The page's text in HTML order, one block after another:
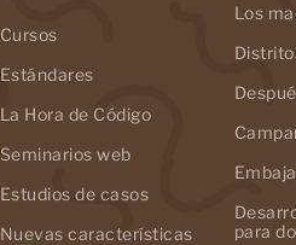
Cursos
Estándares
La Hora de Código
Seminarios web
Estudios de casos
Nuevas características
Los
para